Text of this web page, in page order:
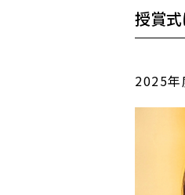
授賞
2025年